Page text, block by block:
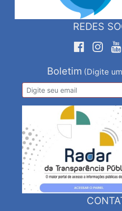
REDES
Boletim (Digite